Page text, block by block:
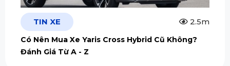
TIN XE 2.5m
Có Nên Mua Xe Yaris Cross Hybrid Cũ Không?
Đánh Giá Từ A - Z